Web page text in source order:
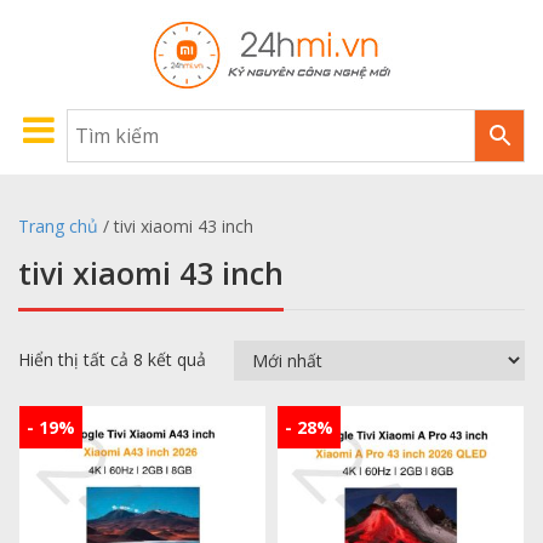
Trang chủ / tivi xiaomi 43 inch
tivi xiaomi 43 inch
Hiển thị tất cả 8 kết quả
- 19% - 28%